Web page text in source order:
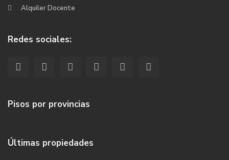
Alquiler Docente
Redes sociales:
Pisos por provincias
Últimas propiedades